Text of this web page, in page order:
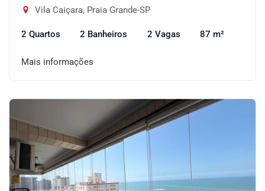
Vila Caiçara, Praia Grande-SP
2 Quartos 2 Banheiros 2 Vagas 87 m²
Mais informações